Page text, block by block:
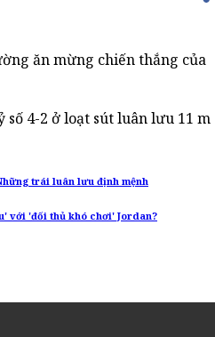
ăn mừng chiến thắng của
4-2 ở loạt sút luân lưu 11
trái luân lưu định mệnh
với 'đối thủ khó chơi' Jordan?